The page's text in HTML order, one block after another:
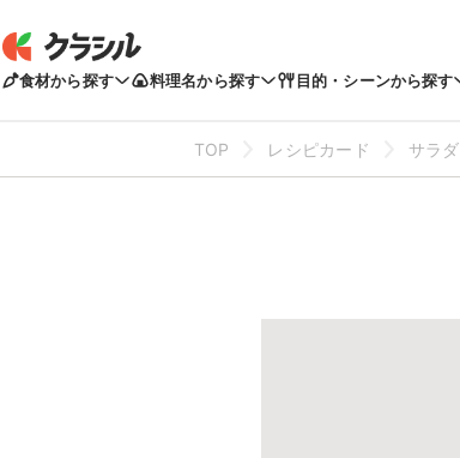
食材から探す 料理名から探す 目的・シーンから探す
TOP レシピカード サラダ